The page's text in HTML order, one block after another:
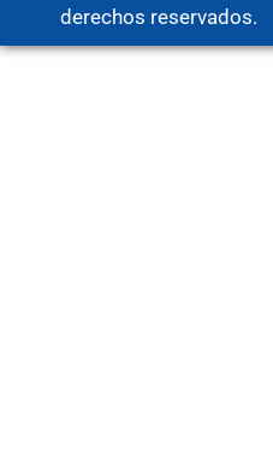
derechos reservados.